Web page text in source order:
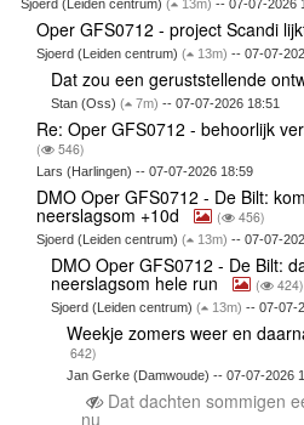
Sjoerd (Leiden centrum) ( 13m) -- 07-07-2026
Oper GFS0712 - project Scandi
Sjoerd (Leiden centrum) ( 13m) -- 07-07-
Dat zou een geruststellende
Stan (Oss)( 7m) -- 07-07-2026 18:51
Re: Oper GFS0712 - behoorlijk
( 546)
Lars (Harlingen) -- 07-07-2026 18:59
DMO Oper GFS0712 - De Bilt:
neerslagsom +10d ( 456)
Sjoerd (Leiden centrum) ( 13m) -- 07-07-
DMO Oper GFS0712 - De Bilt:
neerslagsom hele run ( 424)
Sjoerd (Leiden centrum)( 13m) -- 07-07-
Weekje zomers weer en
642)
Jan Gerke (Damwoude) -- 07-07-2026
Dat dachten sommigen
nu